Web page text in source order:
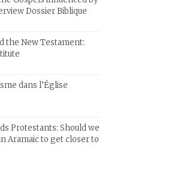
Dossier Biblique
the New Testament:
dans l’Église
Protestants: Should we
Aramaic to get closer to